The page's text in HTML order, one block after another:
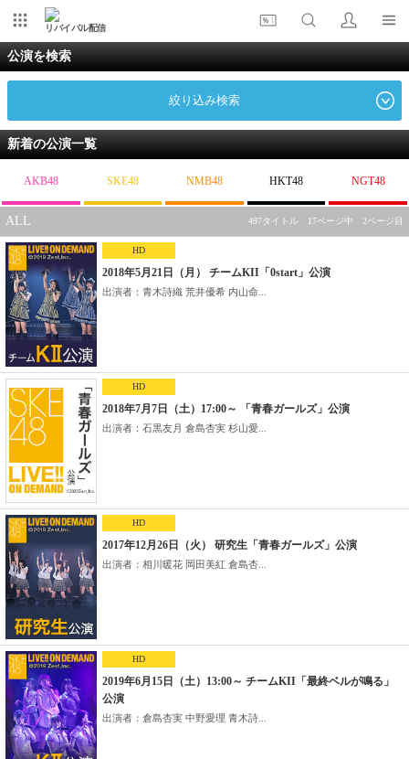
リバイバル配信
公演を検索
絞り込み検索
新着の公演一覧
AKB48 SKE48 NMB48 HKT48 NGT48
ALL 497タイトル 17ページ中 2ページ目
HD
2018年5月21日（月） チームKII「0start」公演
出演者：青木詩織 荒井優希 内山命...
HD
2018年7月7日（土）17:00～ 「青春ガールズ」公演
出演者：石黒友月 倉島杏実 杉山愛...
HD
2017年12月26日（火） 研究生「青春ガールズ」公演
出演者：相川暖花 岡田美紅 倉島杏...
HD
2019年6月15日（土）13:00～ チームKII「最終ベルが鳴る」
公演
出演者：倉島杏実 中野愛理 青木詩...